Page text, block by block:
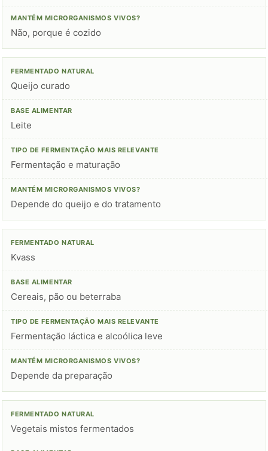
Não, porque é cozido
Queijo curado
Leite
Fermentação e maturação
Depende do queijo e do tratamento
Kvass
Cereais, pão ou beterraba
Fermentação láctica e alcoólica leve
Depende da preparação
Vegetais mistos fermentados